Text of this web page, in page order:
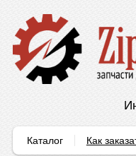
Каталог Как